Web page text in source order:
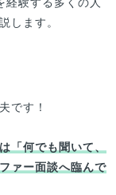
します。
です！
「何でも聞いて、
ァー面談へ臨んで